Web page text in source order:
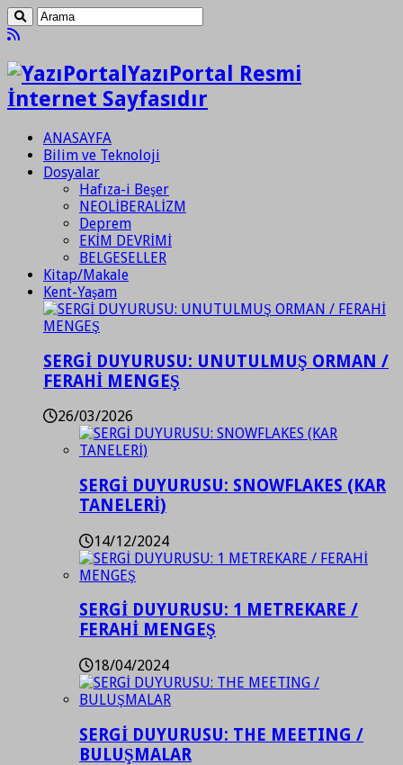
YazıPortal Resmi
İnternet Sayfasıdır
ANASAYFA
Bilim ve Teknoloji
Dosyalar
Hafıza-i Beşer
NEOLİBERALİZM
Deprem
EKİM DEVRİMİ
BELGESELLER
Kitap/Makale
Kent-Yaşam
SERGİ DUYURUSU: UNUTULMUŞ ORMAN /
FERAHİ MENGEŞ
26/03/2026
SERGİ DUYURUSU: SNOWFLAKES (KAR
TANELERİ)
14/12/2024
SERGİ DUYURUSU: 1 METREKARE /
FERAHİ MENGEŞ
18/04/2024
SERGİ DUYURUSU: THE MEETING /
BULUŞMALAR